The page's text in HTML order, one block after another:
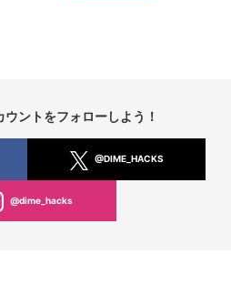
ントをフォローしよう！
@DIME_HACKS
@dime_hacks